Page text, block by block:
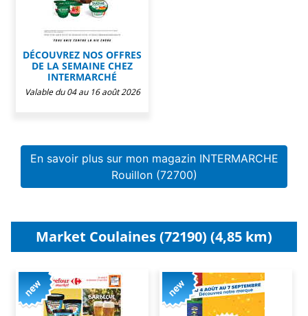
DÉCOUVREZ NOS OFFRES
DE LA SEMAINE CHEZ
INTERMARCHÉ
Valable du 04 au 16 août 2026
En savoir plus sur mon magazin INTERMARCHE
Rouillon (72700)
Market Coulaines (72190) (4,85 km)